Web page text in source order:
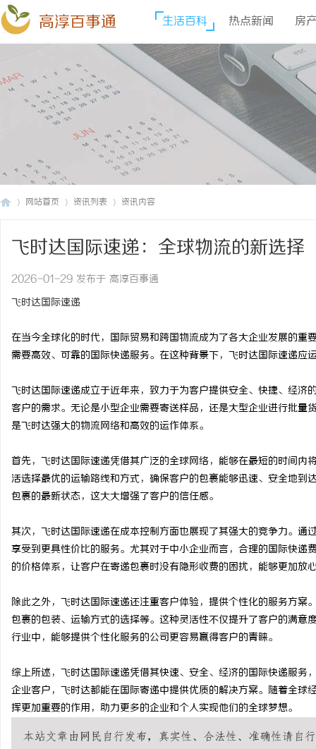
高淳百事通 生活百科 热点新闻 房
网站首页 资讯列表 资讯内容
飞时达国际速递：全球物流的新选择
2026-01-29 发布于 高淳百事通
飞时达国际速递
在当今全球化的时代，国际贸易和跨国物流成为了各大企业发展的
需要高效、可靠的国际快递服务。在这种背景下，飞时达国际速递应
飞时达国际速递成立于近年来，致力于为客户提供安全、快捷、经
客户的需求。无论是小型企业需要寄送样品，还是大型企业进行批
是飞时达强大的物流网络和高效的运作体系。
首先，飞时达国际速递凭借其广泛的全球网络，能够在最短的时间
活选择最优的运输路线和方式，确保客户的包裹能够迅速、安全地
包裹的最新状态，这大大增强了客户的信任感。
其次，飞时达国际速递在成本控制方面也展现了其强大的竞争力。
享受到更具性价比的服务。尤其对于中小企业而言，合理的国际快
的价格体系，让客户在寄递包裹时没有隐形收费的困扰，能够更加放
除此之外，飞时达国际速递还注重客户体验，提供个性化的服务方
包裹的包装、运输方式的选择等。这种灵活性不仅提升了客户的满
行业中，能够提供个性化服务的公司更容易赢得客户的青睐。
综上所述，飞时达国际速递凭借其快速、安全、经济的国际快递服
企业客户，飞时达都能在国际寄递中提供优质的解决方案。随着全
挥更加重要的作用，助力更多的企业和个人实现他们的全球梦想。